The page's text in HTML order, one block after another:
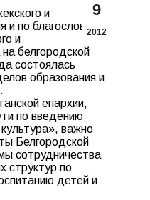
9
2012
и
и по благословению
и
белгородской
состоялась
образования и
епархии,
по введению
важно
Белгородской
сотрудничества
структур по
детей и